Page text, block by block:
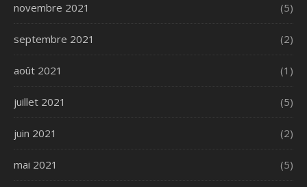
novembre 2021 (5)
septembre 2021 (2)
août 2021 (1)
juillet 2021 (5)
juin 2021 (2)
mai 2021 (5)